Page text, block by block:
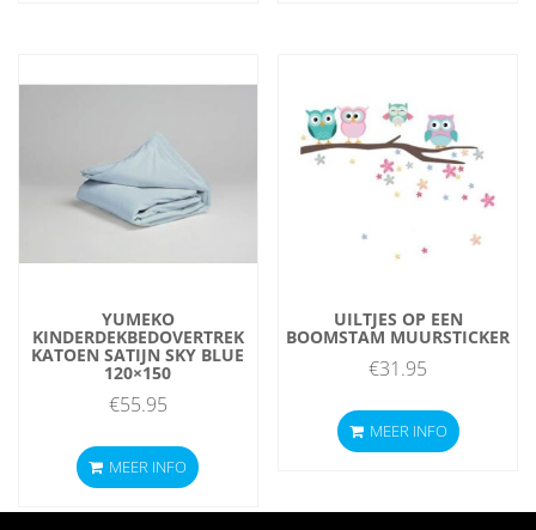
YUMEKO
KINDERDEKBEDOVERTREK
KATOEN SATIJN SKY BLUE
120×150
€55.95
MEER INFO
UILTJES OP EEN
BOOMSTAM MUURSTICKER
€31.95
MEER INFO